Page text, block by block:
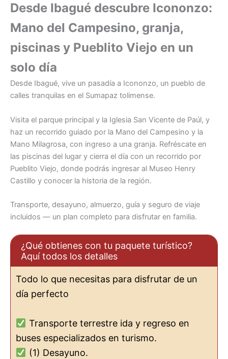
Desde Ibagué descubre Icononzo:
Mano del Campesino, granja,
piscinas y Pueblito Viejo en un
solo día
Desde Ibagué, vive un pasadía a Icononzo, un pueblo de
calles tranquilas en el Sumapaz tolimense.
Visita el parque principal y la Iglesia San Vicente de Paúl, y
haz un recorrido guiado por la Mano del Campesino y la
Mano Milagrosa, con ingreso a una granja. Refréscate en
las piscinas del lugar y cierra el día con un recorrido por
Pueblito Viejo, donde podrás ingresar al Museo Henry
Castillo y conocer la historia de la región.
Transporte, desayuno, almuerzo, guía y seguro de viaje
incluidos — un plan completo para disfrutar en familia.
¿Qué obtienes con tu paquete turístico?
Aquí todos los detalles
Todo lo que necesitas para disfrutar de un
día perfecto
Transporte terrestre ida y regreso en
buses especializados en turismo.
(1) Desayuno.